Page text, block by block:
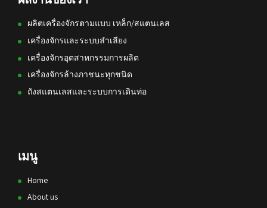
ผลิตเครื่องจักรตามแบบ เหล็ก/สแตนเลส
เครื่องจักรและระบบลำเลียง
เครื่องจักรอุตสาหกรรมการผลิต
เครื่องจักรล้างภาชนะทุกชนิด
ถังสแตนเลสและระบบการเดินท่อ
เมนู
Home
About us